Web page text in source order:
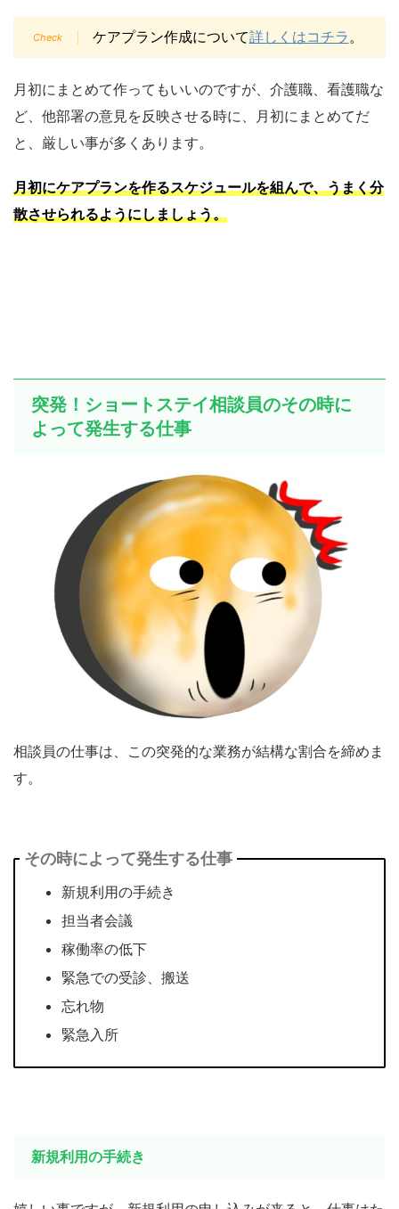
ケアプラン作成について詳しくはコチラ。
月初にまとめて作ってもいいのですが、介護職、看護職な
ど、他部署の意見を反映させる時に、月初にまとめてだ
と、厳しい事が多くあります。
月初にケアプランを作るスケジュールを組んで、うまく分
散させられるようにしましょう。
突発！ショートステイ相談員のその時に
よって発生する仕事
相談員の仕事は、この突発的な業務が結構な割合を締めま
す。
その時によって発生する仕事
新規利用の手続き
担当者会議
稼働率の低下
緊急での受診、搬送
忘れ物
緊急入所
新規利用の手続き